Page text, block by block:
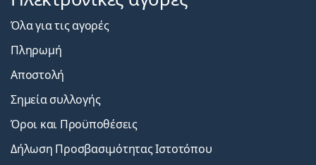
Όλα για τις αγορές
Πληρωμή
Αποστολή
Σημεία συλλογής
Όροι και Προϋποθέσεις
Δήλωση Προσβασιμότητας Ιστοτόπου